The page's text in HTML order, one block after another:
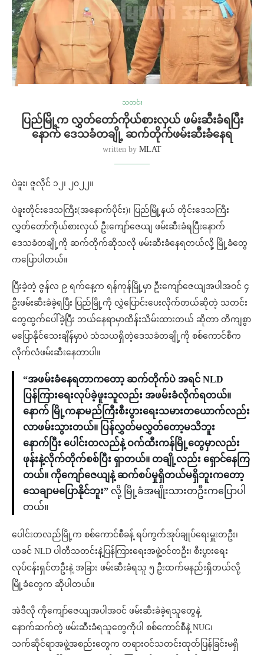
သတင်း
ပြည်မြို့က လွှတ်တော်ကိုယ်စားလှယ် ဖမ်းဆီးခံရပြီး
နောက် ဒေသခံတချို့ ဆက်တိုက်ဖမ်းဆီးခံနေရ
written by MLAT
ပဲခူး၊ ဇူလိုင် ၁၂၊ ၂၀၂၂။
ပဲခူးတိုင်းဒေသကြီး(အနောက်ပိုင်း)၊ ပြည်မြို့နယ် တိုင်းဒေသကြီး
လွှတ်တော်ကိုယ်စားလှယ် ဦးကျော်ဇေယျ ဖမ်းဆီးခံရပြီးနောက်
ဒေသခံတချို့ကို ဆက်တိုက်ဆိုသလို ဖမ်းဆီးခံနေရတယ်လို့ မြို့ခံတွေ
ကပြောပါတယ်။
ပြီးခဲ့တဲ့ ဇွန်လ ၉ ရက်နေ့က ရန်ကုန်မြို့မှာ ဦးကျော်ဇေယျအပါအဝင် ၄
ဦးဖမ်းဆီးခံခဲ့ရပြီး ပြည်မြို့ကို လွှဲပြောင်းပေးလိုက်တယ်ဆိုတဲ့ သတင်း
တွေထွက်ပေါ်ခဲ့ပြီး ဘယ်နေရာမှာထိန်းသိမ်းထားတယ် ဆိုတာ တိကျစွာ
မပြောနိုင်သေးချိန်မှာပဲ သံသယရှိတဲ့ဒေသခံတချို့ကို စစ်ကောင်စီက
လိုက်လံဖမ်းဆီးနေတာပါ။
“အဖမ်းခံနေရတာကတော့ ဆက်တိုက်ပဲ အရင် NLD
ပြန်ကြားရေးလုပ်ခဲ့ဖူးသူလည်း အဖမ်းခံလိုက်ရတယ်။
နောက် မြို့ကနာမည်ကြီးစီးပွားရေးသမားတယောက်လည်း
လာဖမ်းသွားတယ်။ ပြန်လွှတ်မလွှတ်တော့မသိဘူး
နောက်ပြီး ပေါင်းတလည်နဲ့ ဝက်ထီးကန်မြို့တွေမှာလည်း
ဖုန်းနဲ့လိုက်တိုက်စစ်ပြီး ရှာတယ်။ တချို့လည်း ရှောင်နေကြ
တယ်။ ကိုကျော်ဇေယျနဲ့ ဆက်စပ်မှုရှိတယ်မရှိဘူးကတော့
သေချာမပြောနိုင်ဘူး” လို့ မြို့ခံအမျိုးသားတဦးကပြောပါ
တယ်။
ပေါင်းတလည်မြို့က စစ်ကောင်စီခန့် ရပ်ကွက်အုပ်ချုပ်ရေးမှူးတဦး၊
ယခင် NLD ပါတီသတင်းနဲ့ပြန်ကြားရေးအဖွဲ့ဝင်တဦး၊ စီးပွားရေး
လုပ်ငန်းရှင်တဦးနဲ့ အခြား ဖမ်းဆီးခံရသူ ၅ ဦးထက်မနည်းရှိတယ်လို့
မြို့ခံတွေက ဆိုပါတယ်။
အဲဒီလို ကိုကျော်ဇေယျအပါအဝင် ဖမ်းဆီးခံခဲ့ရသူတွေနဲ့
နောက်ဆက်တွဲ ဖမ်းဆီးခံရသူတွေကိုပါ စစ်ကောင်စီနဲ့ NUG၊
သက်ဆိုင်ရာအဖွဲ့အစည်းတွေက တရားဝင်သတင်းထုတ်ပြန်ခြင်းမရှိ